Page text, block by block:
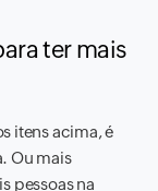
ter mais
itens acima, é
Ou mais
pessoas na